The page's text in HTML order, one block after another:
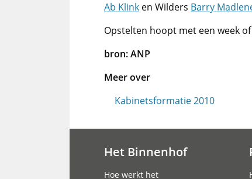
Ab Klink en Wilders Barry
Opstelten hoopt met een week
bron: ANP
Meer over
Kabinetsformatie 2010
Het Binnenhof
Hoe werkt het